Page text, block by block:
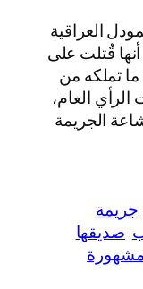
العراقية
قُتلت على
تملكه من
العام،
الجريمة
جريمة
صديقها